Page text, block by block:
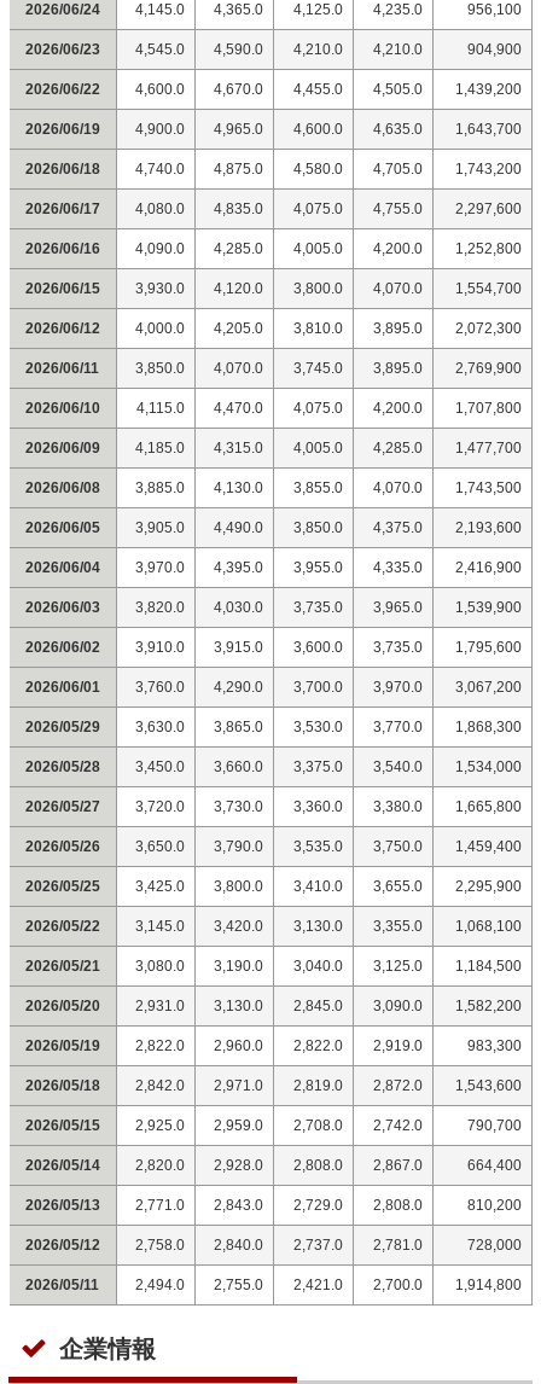
2026/06/24 4,145.0 4,365.0 4,125.0 4,235.0 956,100
2026/06/23 4,545.0 4,590.0 4,210.0 4,210.0 904,900
2026/06/22 4,600.0 4,670.0 4,455.0 4,505.0 1,439,200
2026/06/19 4,900.0 4,965.0 4,600.0 4,635.0 1,643,700
2026/06/18 4,740.0 4,875.0 4,580.0 4,705.0 1,743,200
2026/06/17 4,080.0 4,835.0 4,075.0 4,755.0 2,297,600
2026/06/16 4,090.0 4,285.0 4,005.0 4,200.0 1,252,800
2026/06/15 3,930.0 4,120.0 3,800.0 4,070.0 1,554,700
2026/06/12 4,000.0 4,205.0 3,810.0 3,895.0 2,072,300
2026/06/11 3,850.0 4,070.0 3,745.0 3,895.0 2,769,900
2026/06/10 4,115.0 4,470.0 4,075.0 4,200.0 1,707,800
2026/06/09 4,185.0 4,315.0 4,005.0 4,285.0 1,477,700
2026/06/08 3,885.0 4,130.0 3,855.0 4,070.0 1,743,500
2026/06/05 3,905.0 4,490.0 3,850.0 4,375.0 2,193,600
2026/06/04 3,970.0 4,395.0 3,955.0 4,335.0 2,416,900
2026/06/03 3,820.0 4,030.0 3,735.0 3,965.0 1,539,900
2026/06/02 3,910.0 3,915.0 3,600.0 3,735.0 1,795,600
2026/06/01 3,760.0 4,290.0 3,700.0 3,970.0 3,067,200
2026/05/29 3,630.0 3,865.0 3,530.0 3,770.0 1,868,300
2026/05/28 3,450.0 3,660.0 3,375.0 3,540.0 1,534,000
2026/05/27 3,720.0 3,730.0 3,360.0 3,380.0 1,665,800
2026/05/26 3,650.0 3,790.0 3,535.0 3,750.0 1,459,400
2026/05/25 3,425.0 3,800.0 3,410.0 3,655.0 2,295,900
2026/05/22 3,145.0 3,420.0 3,130.0 3,355.0 1,068,100
2026/05/21 3,080.0 3,190.0 3,040.0 3,125.0 1,184,500
2026/05/20 2,931.0 3,130.0 2,845.0 3,090.0 1,582,200
2026/05/19 2,822.0 2,960.0 2,822.0 2,919.0 983,300
2026/05/18 2,842.0 2,971.0 2,819.0 2,872.0 1,543,600
2026/05/15 2,925.0 2,959.0 2,708.0 2,742.0 790,700
2026/05/14 2,820.0 2,928.0 2,808.0 2,867.0 664,400
2026/05/13 2,771.0 2,843.0 2,729.0 2,808.0 810,200
2026/05/12 2,758.0 2,840.0 2,737.0 2,781.0 728,000
2026/05/11 2,494.0 2,755.0 2,421.0 2,700.0 1,914,800
企業情報